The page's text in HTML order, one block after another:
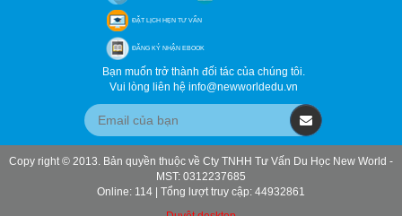
ĐẶT LỊCH HẸN TƯ VẤN
ĐĂNG KÝ NHẬN EBOOK
Bạn muốn trở thành đối tác của chúng tôi.
Vui lòng liên hệ info@newworldedu.vn
Copy right © 2013. Bản quyền thuộc về Cty TNHH Tư Vấn Du Học New World -
MST: 0312237685
Online: 114 | Tổng lượt truy cập: 44932861